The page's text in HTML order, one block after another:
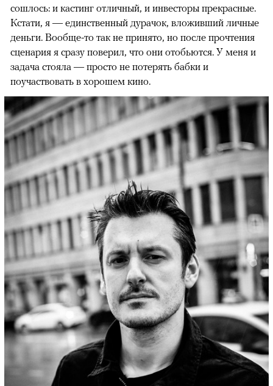
сошлось: и кастинг отличный, и инвесторы прекрасные.
Кстати, я — единственный дурачок, вложивший личные
деньги. Вообще-то так не принято, но после прочтения
сценария я сразу поверил, что они отобьются. У меня и
задача стояла — просто не потерять бабки и
поучаствовать в хорошем кино.